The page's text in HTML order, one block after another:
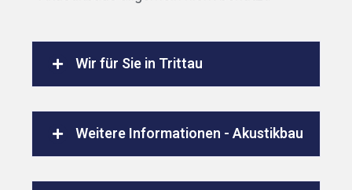
Wir für Sie in Trittau
Weitere Informationen - Akustikbau